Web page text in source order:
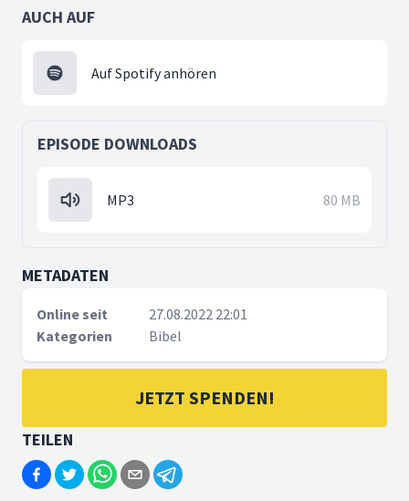
AUCH AUF
Auf Spotify anhören
EPISODE DOWNLOADS
MP3 80 MB
METADATEN
Online seit
27.08.2022 22:01
Kategorien
Bibel
JETZT SPENDEN!
TEILEN